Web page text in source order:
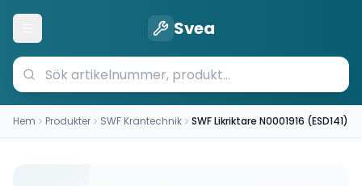
Öppna meny Svea
Hem Produkter SWF Krantechnik SWF Likriktare N0001916 (ESD141)